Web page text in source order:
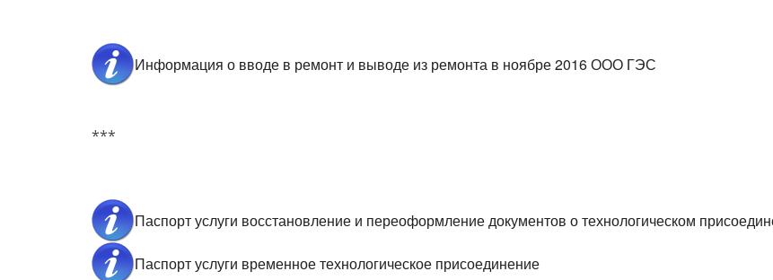
Информация о вводе в ремонт и выводе из ремонта в ноябре 2016 ООО ГЭС
***
Паспорт услуги восстановление и переоформление документов о технологическом
Паспорт услуги временное технологическое присоединение